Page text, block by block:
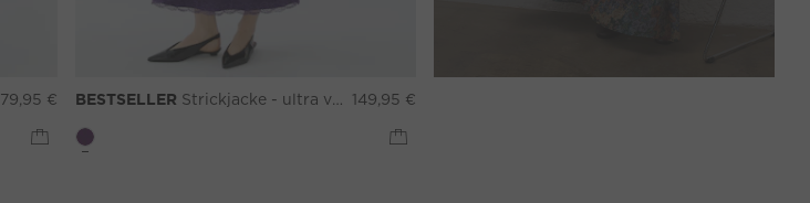
79,95 € BESTSELLER Strickjacke - ultra violett 149,95 €